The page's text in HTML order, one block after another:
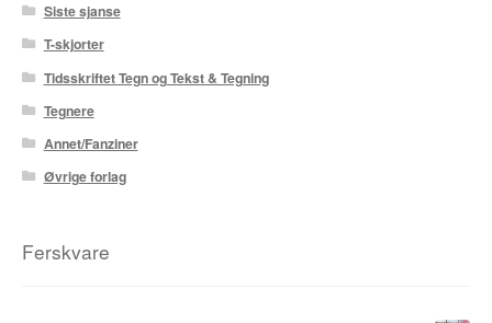
Odd Henning Skyllingstad
Ronny Haugeland
Roy Søbstad
Rui Tenreiro
Siste sjanse
T-skjorter
Tidsskriftet Tegn og Tekst & Tegning
Tegnere
Annet/Fanziner
Øvrige forlag
Ferskvare